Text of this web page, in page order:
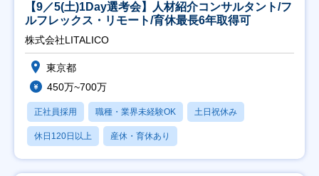
【9／5(土)1Day選考会】人材紹介コンサルタント/フ
ルフレックス・リモート/育休最長6年取得可
株式会社LITALICO
東京都
450万~700万
正社員採用 職種・業界未経験OK 土日祝休み
休日120日以上 産休・育休あり